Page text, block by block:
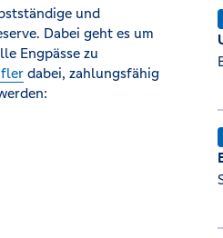
und
Dabei geht es um
Engpässe zu
dabei, zahlungsfähig